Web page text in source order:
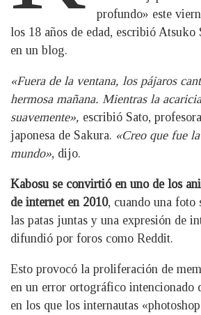
profundo» este
los 18 años de edad, escribió Atsuko
en un blog.
«Fuera de la ventana, los pájaros
hermosa mañana. Mientras la
suavemente», escribió Sato,
japonesa de Sakura. «Creo que fue
mundo», dijo.
Kabosu se convirtió en uno de los
de internet en 2010, cuando una foto
las patas juntas y una expresión de
difundió por foros como Reddit.
Esto provocó la proliferación de
en un error ortográfico intencionado
en los que los internautas